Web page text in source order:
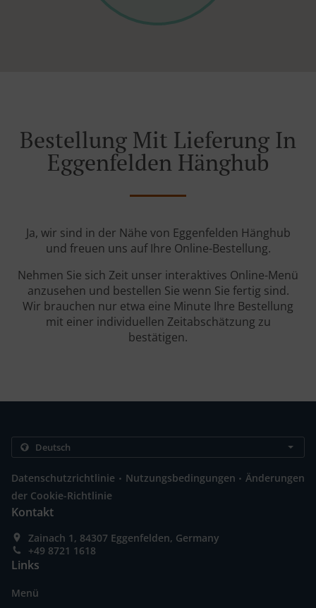
Bestellung Mit Lieferung In
Eggenfelden Hänghub
Ja, wir sind in der Nähe von Eggenfelden Hänghub
und freuen uns auf Ihre Online-Bestellung.
Nehmen Sie sich Zeit unser interaktives Online-Menü
anzusehen und bestellen Sie wenn Sie fertig sind.
Wir brauchen nur etwa eine Minute Ihre Bestellung
mit einer individuellen Zeitabschätzung zu
bestätigen.
Datenschutzrichtlinie . Nutzungsbedingungen . Änderungen
der Cookie-Richtlinie
Kontakt
Zainach 1, 84307 Eggenfelden, Germany
+49 8721 1618
Links
Menü